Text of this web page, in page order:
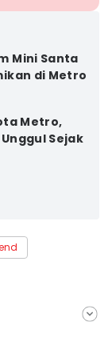
Mini Santa
di Metro
Metro,
Sejak